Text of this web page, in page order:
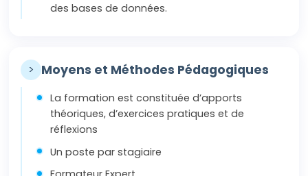
des bases de données.
> Moyens et Méthodes Pédagogiques
La formation est constituée d’apports
théoriques, d’exercices pratiques et de
réflexions
Un poste par stagiaire